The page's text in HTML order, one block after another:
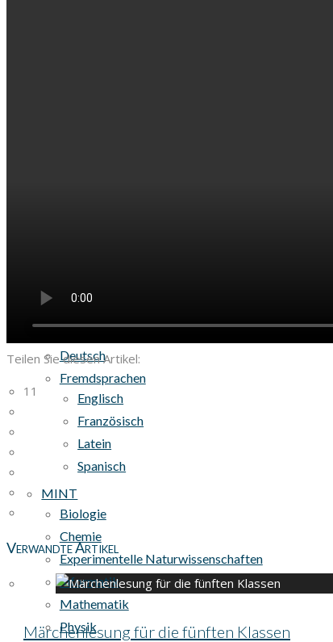
Profil-Reisen
Deutsch
Fremdsprachen
Englisch
Französisch
Latein
Spanisch
MINT
Biologie
Chemie
Experimentelle Naturwissenschaften
Informatik
Mathematik
Physik
Teilen Sie diesen Artikel:
11
Verwandte Artikel
Märchenlesung für die fünften Klassen